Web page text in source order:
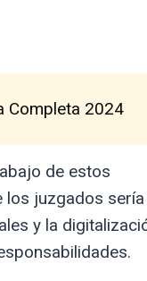
Completa 2024
de estos
los juzgados sería
y la